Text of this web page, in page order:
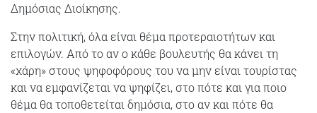
Δημόσιας Διοίκησης.
Στην πολιτική, όλα είναι θέμα προτεραιοτήτων και
επιλογών. Από το αν ο κάθε βουλευτής θα κάνει τη
«χάρη» στους ψηφοφόρους του να μην είναι τουρίστας
και να εμφανίζεται να ψηφίζει, στο πότε και για ποιο
θέμα θα τοποθετείται δημόσια, στο αν και πότε θα